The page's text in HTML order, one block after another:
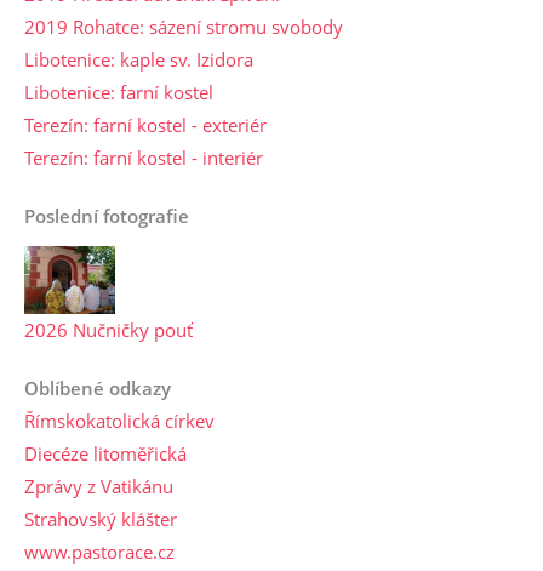
2019 Rohatce: sázení stromu svobody
Libotenice: kaple sv. Izidora
Libotenice: farní kostel
Terezín: farní kostel - exteriér
Terezín: farní kostel - interiér
Poslední fotografie
2026 Nučničky pouť
Oblíbené odkazy
Římskokatolická církev
Diecéze litoměřická
Zprávy z Vatikánu
Strahovský klášter
www.pastorace.cz